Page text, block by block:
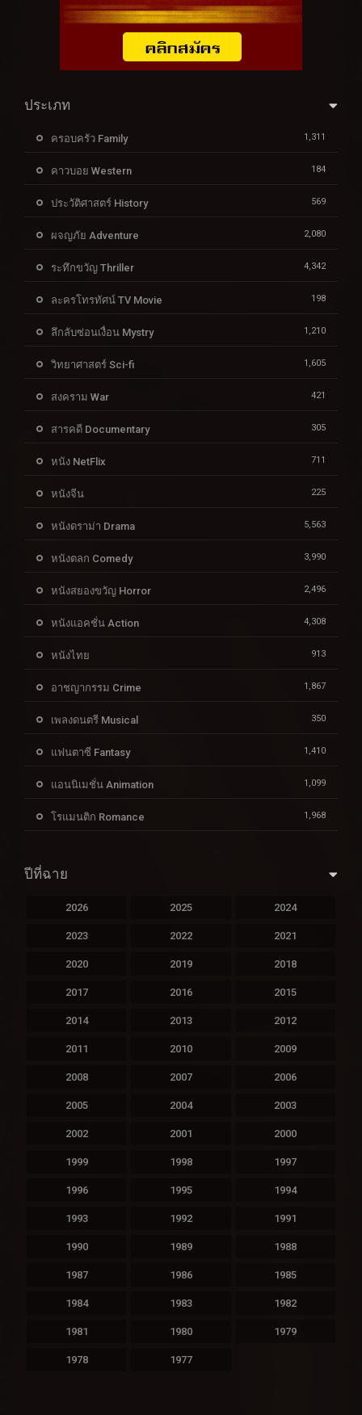
ประเภท
ครอบครัว Family 1,311
คาวบอย Western 184
ประวัติศาสตร์ History 569
ผจญภัย Adventure 2,080
ระทึกขวัญ Thriller 4,342
ละครโทรทัศน์ TV Movie 198
ลึกลับซ่อนเงื่อน Mystry 1,210
วิทยาศาสตร์ Sci-fi 1,605
สงคราม War 421
สารคดี Documentary 305
หนัง NetFlix 711
หนังจีน 225
หนังดราม่า Drama 5,563
หนังตลก Comedy 3,990
หนังสยองขวัญ Horror 2,496
หนังแอคชั่น Action 4,308
หนังไทย 913
อาชญากรรม Crime 1,867
เพลงดนตรี Musical 350
แฟนตาซี Fantasy 1,410
แอนนิเมชั่น Animation 1,099
โรแมนติก Romance 1,968
ปีที่ฉาย
2026 2025 2024
2023 2022 2021
2020 2019 2018
2017 2016 2015
2014 2013 2012
2011 2010 2009
2008 2007 2006
2005 2004 2003
2002 2001 2000
1999 1998 1997
1996 1995 1994
1993 1992 1991
1990 1989 1988
1987 1986 1985
1984 1983 1982
1981 1980 1979
1978 1977